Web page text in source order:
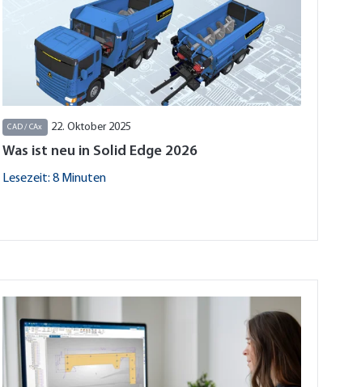
CAD / CAx 22. Oktober 2025
Was ist neu in Solid Edge 2026
Lesezeit: 8 Minuten